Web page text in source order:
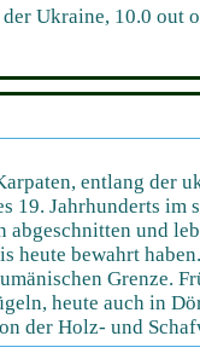
Ukraine, 10.0 out
entlang der
19. Jahrhunderts im
und
heute bewahrt
Grenze.
heute auch in
der Holz- und